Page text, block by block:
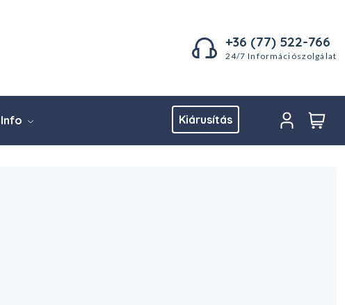
+36 (77) 522-766
24/7 Információszolgálat
Info Kiárusítás